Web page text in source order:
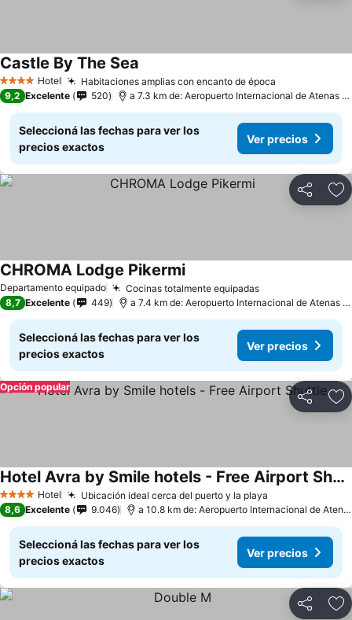
4 EstrellasHotel Habitaciones amplias con encanto de época
Castle By The Sea
9,2 Excelente 520 a 7.3 km de: Aeropuerto Internacional de Atenas - Eleftherios Venizelos
Seleccioná las fechas para ver los
precios exactos
Ver precios
Compartir
Departamento equipado Cocinas totalmente equipadas
CHROMA Lodge Pikermi
8,7 Excelente 449 a 7.4 km de: Aeropuerto Internacional de Atenas - Eleftherios Venizelos
Seleccioná las fechas para ver los
precios exactos
Ver precios
Compartir
Opción popular
4 EstrellasHotel Ubicación ideal cerca del puerto y la playa
Hotel Avra by Smile hotels - Free Airport Shuttle
8,6 Excelente 9.046 a 10.8 km de: Aeropuerto Internacional de Atenas - Eleftherios Venizelos
Seleccioná las fechas para ver los
precios exactos
Ver precios
Compartir